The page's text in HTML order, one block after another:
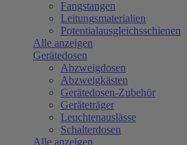
Fangstangen
Leitungsmaterialien
Potentialausgleichsschienen
Alle anzeigen
Gerätedosen
Abzweigdosen
Abzweigkästen
Gerätedosen-Zubehör
Geräteträger
Leuchtenauslässe
Schalterdosen
Alle anzeigen